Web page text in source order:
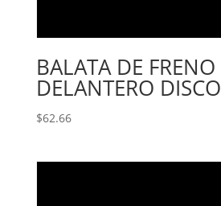
BALATA DE FRENO
DELANTERO DISCO
$62.66